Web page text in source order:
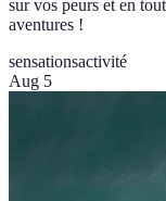
sur vos peurs et en
aventures !
sensationsactivité
Aug 5